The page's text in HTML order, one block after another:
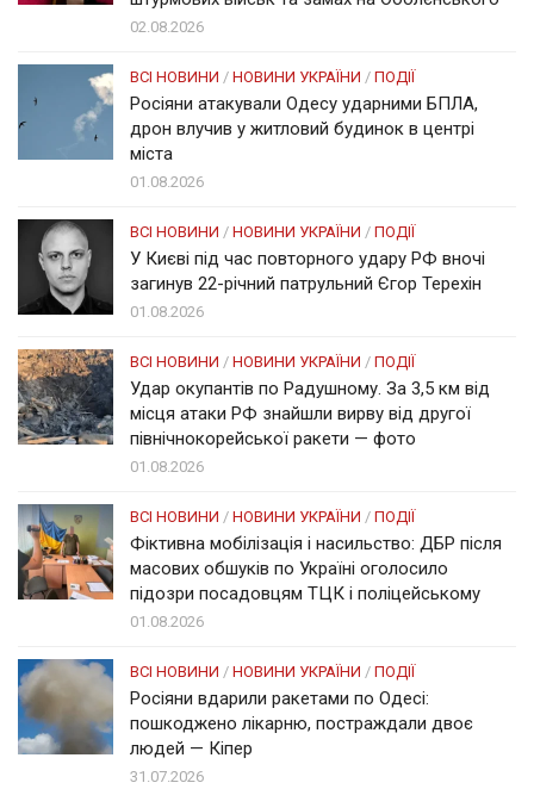
02.08.2026
ВСІ НОВИНИ / НОВИНИ УКРАЇНИ / ПОДІЇ
Росіяни атакували Одесу ударними БПЛА,
дрон влучив у житловий будинок в центрі
міста
01.08.2026
ВСІ НОВИНИ / НОВИНИ УКРАЇНИ / ПОДІЇ
У Києві під час повторного удару РФ вночі
загинув 22-річний патрульний Єгор Терехін
01.08.2026
ВСІ НОВИНИ / НОВИНИ УКРАЇНИ / ПОДІЇ
Удар окупантів по Радушному. За 3,5 км від
місця атаки РФ знайшли вирву від другої
північнокорейської ракети — фото
01.08.2026
ВСІ НОВИНИ / НОВИНИ УКРАЇНИ / ПОДІЇ
Фіктивна мобілізація і насильство: ДБР після
масових обшуків по Україні оголосило
підозри посадовцям ТЦК і поліцейському
01.08.2026
ВСІ НОВИНИ / НОВИНИ УКРАЇНИ / ПОДІЇ
Росіяни вдарили ракетами по Одесі:
пошкоджено лікарню, постраждали двоє
людей — Кіпер
31.07.2026